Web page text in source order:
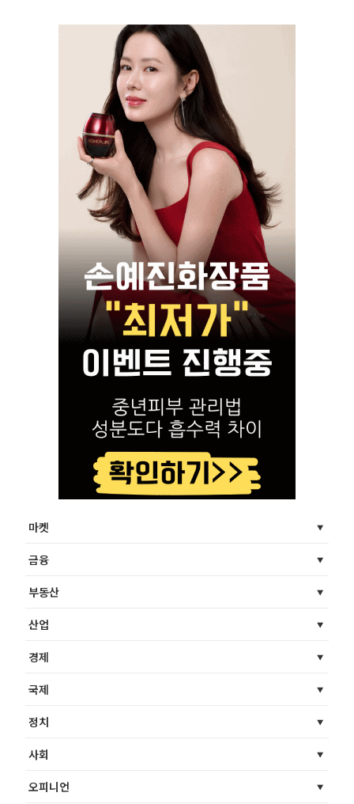
마켓
금융
부동산
산업
경제
국제
정치
사회
오피니언